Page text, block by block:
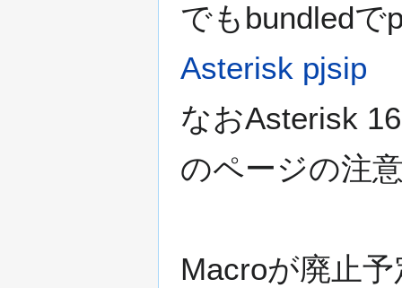
でもbundled
Asterisk pjsip
なおAsterisk
のページの注
Macroが廃止